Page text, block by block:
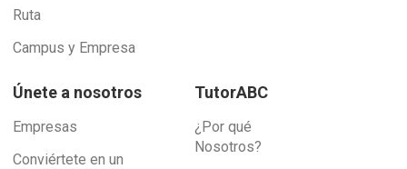
Ruta
Campus y Empresa
Únete a nosotros
Empresas
Conviértete en un
TutorABC
¿Por qué
Nosotros?